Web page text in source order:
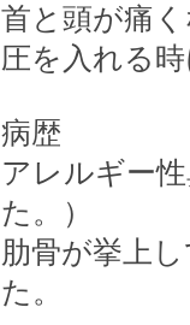
首と頭が痛
圧を入れる
病歴
アレルギー
た。）
肋骨が挙上
た。